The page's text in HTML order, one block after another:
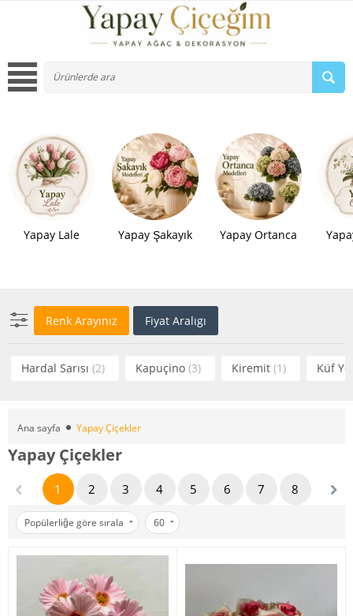
Yapay Lale Yapay Şakayık Yapay Ortanca
Renk Arayınız Fiyat Aralıgı
Hardal Sarısı (2) Kapuçino (3) Kiremit (1) Küf
Ana sayfa Yapay Çiçekler
Yapay Çiçekler
1 2 3 4 5 6 7 8
Popülerliğe göre sırala 60